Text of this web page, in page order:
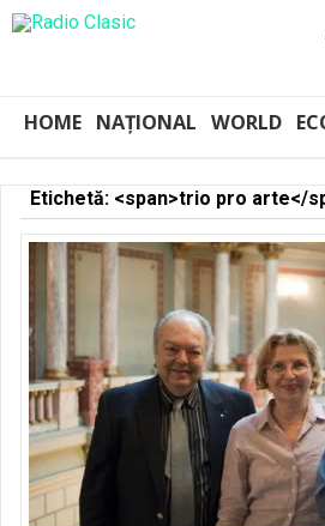
HOME NAȚIONAL WORLD
Etichetă: <span>trio pro arte</